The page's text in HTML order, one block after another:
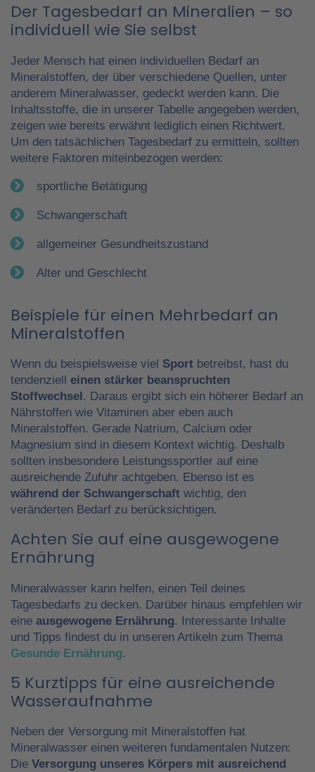
Der Tagesbedarf an Mineralien – so
individuell wie Sie selbst
Jeder Mensch hat einen individuellen Bedarf an
Mineralstoffen, der über verschiedene Quellen, unter
anderem Mineralwasser, gedeckt werden kann. Die
Inhaltsstoffe, die in unserer Tabelle angegeben werden,
zeigen wie bereits erwähnt lediglich einen Richtwert.
Um den tatsächlichen Tagesbedarf zu ermitteln, sollten
weitere Faktoren miteinbezogen werden:
sportliche Betätigung
Schwangerschaft
allgemeiner Gesundheitszustand
Alter und Geschlecht
Beispiele für einen Mehrbedarf an
Mineralstoffen
Wenn du beispielsweise viel Sport betreibst, hast du
tendenziell einen stärker beanspruchten
Stoffwechsel. Daraus ergibt sich ein höherer Bedarf an
Nährstoffen wie Vitaminen aber eben auch
Mineralstoffen. Gerade Natrium, Calcium oder
Magnesium sind in diesem Kontext wichtig. Deshalb
sollten insbesondere Leistungssportler auf eine
ausreichende Zufuhr achtgeben. Ebenso ist es
während der Schwangerschaft wichtig, den
veränderten Bedarf zu berücksichtigen.
Achten Sie auf eine ausgewogene
Ernährung
Mineralwasser kann helfen, einen Teil deines
Tagesbedarfs zu decken. Darüber hinaus empfehlen wir
eine ausgewogene Ernährung. Interessante Inhalte
und Tipps findest du in unseren Artikeln zum Thema
Gesunde Ernährung.
5 Kurztipps für eine ausreichende
Wasseraufnahme
Neben der Versorgung mit Mineralstoffen hat
Mineralwasser einen weiteren fundamentalen Nutzen:
Die Versorgung unseres Körpers mit ausreichend